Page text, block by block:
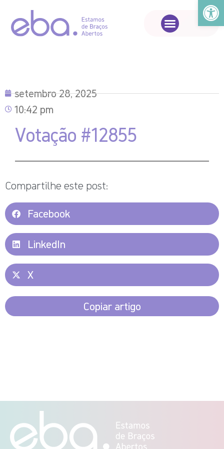
Abrir
setembro 28, 2025
10:42 pm
Votação #12855
Compartilhe este post:
Facebook
LinkedIn
X
Copiar artigo